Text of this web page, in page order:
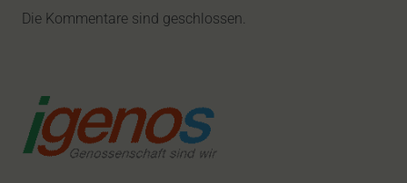
Die Kommentare sind geschlossen.